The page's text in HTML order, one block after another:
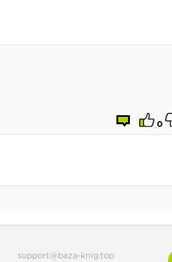
0
support@baza-knig.top